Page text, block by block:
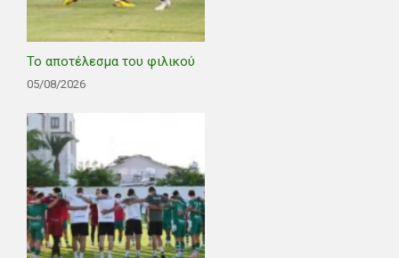
Το αποτέλεσμα του φιλικού
05/08/2026